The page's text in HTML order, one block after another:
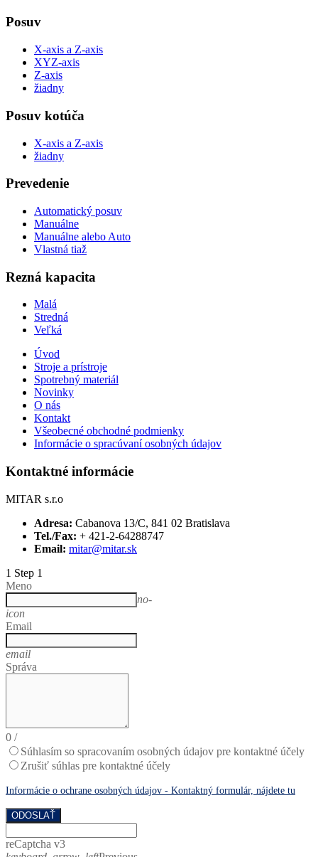
Posuv
X-axis a Z-axis
XYZ-axis
Z-axis
žiadny
Posuv kotúča
X-axis a Z-axis
žiadny
Prevedenie
Automatický posuv
Manuálne
Manuálne alebo Auto
Vlastná tiaž
Rezná kapacita
Malá
Stredná
Veľká
Úvod
Stroje a prístroje
Spotrebný materiál
Novinky
O nás
Kontakt
Všeobecné obchodné podmienky
Informácie o spracúvaní osobných údajov
Kontaktné informácie
MITAR s.r.o
Adresa: Cabanova 13/C, 841 02 Bratislava
Tel./Fax: + 421-2-64288747
Email: mitar@mitar.sk
1 Step 1
Meno
no-
icon
Email
email
Správa
0 /
Súhlasím so spracovaním osobných údajov pre kontaktné účely
Zrušiť súhlas pre kontaktné účely
Informácie o ochrane osobných údajov - Kontaktný formulár, nájdete tu
ODOSLAŤ
reCaptcha v3